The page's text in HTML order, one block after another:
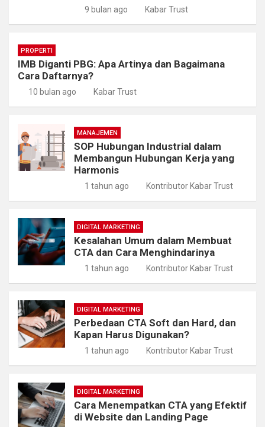
9 bulan ago Kabar Trust
PROPERTI
IMB Diganti PBG: Apa Artinya dan Bagaimana
Cara Daftarnya?
10 bulan ago Kabar Trust
MANAJEMEN
SOP Hubungan Industrial dalam
Membangun Hubungan Kerja yang
Harmonis
1 tahun ago Kontributor Kabar Trust
DIGITAL MARKETING
Kesalahan Umum dalam Membuat
CTA dan Cara Menghindarinya
1 tahun ago Kontributor Kabar Trust
DIGITAL MARKETING
Perbedaan CTA Soft dan Hard, dan
Kapan Harus Digunakan?
1 tahun ago Kontributor Kabar Trust
DIGITAL MARKETING
Cara Menempatkan CTA yang Efektif
di Website dan Landing Page